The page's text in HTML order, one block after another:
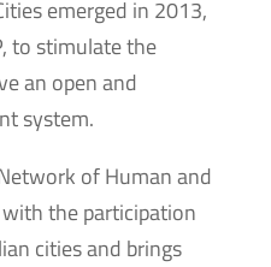
emerged in 2013,
to stimulate the
an open and
system.
of Human and
the participation
cities and brings